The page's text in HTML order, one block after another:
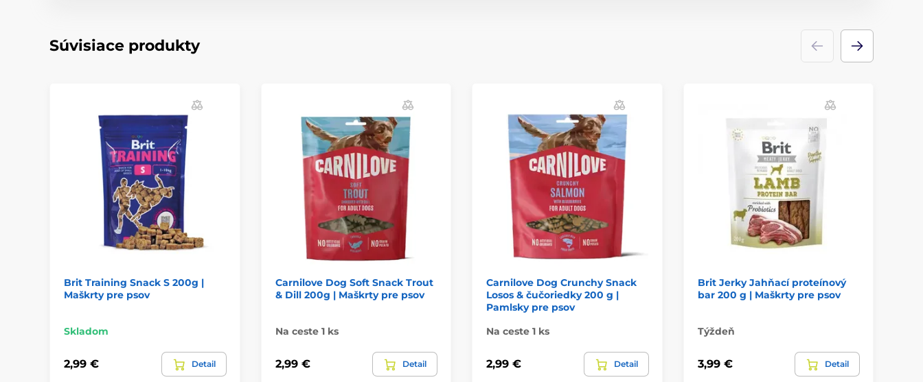
Súvisiace produkty
Brit Training Snack S 200g |
Maškrty pre psov
Skladom
2,99 € Detail
Carnilove Dog Soft Snack Trout
& Dill 200g | Maškrty pre psov
Na ceste 1 ks
2,99 € Detail
Carnilove Dog Crunchy Snack
Losos & čučoriedky 200 g |
Pamlsky pre psov
Na ceste 1 ks
2,99 € Detail
Brit Jerky Jahňací proteínový
bar 200 g | Maškrty pre psov
Týždeň
3,99 € Detail